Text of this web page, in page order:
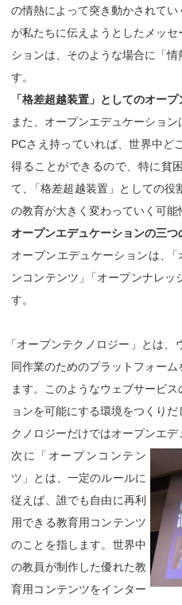
の情熱によって突き動かされて
が私たちに伝えようとしたメッ
ションは、そのような場合に「
す。
「格差超越装置」としてのオー
また、オープンエデュケーショ
PCさえ持っていれば、世界中ど
得ることができるので、特に貧
て
「格差超越装置」としての
の教育が大きく変わっていく可能
オープンエデュケーションの三つ
オープンエデュケーションは
ンコンテンツ 」
「オープンナレ
す。
「オープンテクノロジー」とは、
同作業のためのプラットフォー
ます。このようなウェブサービ
ョンを可能にする環境をつくり
クノロジーだけではオープンエデ
次に「オープンコンテン
ツ」とは、一定のルールに
従えば、誰でも自由に再利
用できる教育用コンテンツ
のことを指します。世界中
の教員が制作した優れた教
育用コンテンツをインター